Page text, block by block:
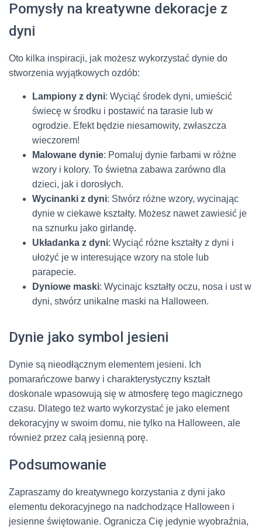
Pomysły na kreatywne dekoracje z
dyni
Oto kilka inspiracji, jak możesz wykorzystać dynie do
stworzenia wyjątkowych ozdób:
Lampiony z dyni: Wyciąć środek dyni, umieścić
świecę w środku i postawić na tarasie lub w
ogrodzie. Efekt będzie niesamowity, zwłaszcza
wieczorem!
Malowane dynie: Pomaluj dynie farbami w różne
wzory i kolory. To świetna zabawa zarówno dla
dzieci, jak i dorosłych.
Wycinanki z dyni: Stwórz różne wzory, wycinając
dynie w ciekawe kształty. Możesz nawet zawiesić je
na sznurku jako girlandę.
Układanka z dyni: Wyciąć różne kształty z dyni i
ułożyć je w interesujące wzory na stole lub
parapecie.
Dyniowe maski: Wycinajc kształty oczu, nosa i ust w
dyni, stwórz unikalne maski na Halloween.
Dynie jako symbol jesieni
Dynie są nieodłącznym elementem jesieni. Ich
pomarańczowe barwy i charakterystyczny kształt
doskonale wpasowują się w atmosferę tego magicznego
czasu. Dlatego też warto wykorzystać je jako element
dekoracyjny w swoim domu, nie tylko na Halloween, ale
również przez całą jesienną porę.
Podsumowanie
Zapraszamy do kreatywnego korzystania z dyni jako
elementu dekoracyjnego na nadchodzące Halloween i
jesienne świętowanie. Ogranicza Cię jedynie wyobraźnia,